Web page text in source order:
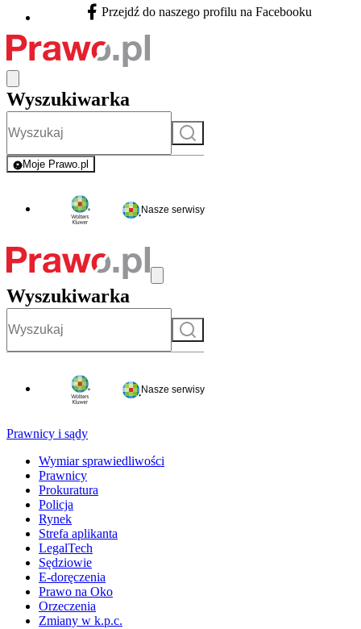
Facebook - otwiera się w nowej karcie
Przejdź do naszego profilu na Facebooku
Wyszukiwarka
Szukaj
Moje Prawo.pl
- rejestracja i logowanie do serwisu
Nasze serwisy
Wyszukiwarka
Szukaj
Nasze serwisy
Prawnicy i sądy
Wymiar sprawiedliwości
Prawnicy
Prokuratura
Policja
Rynek
Strefa aplikanta
LegalTech
Sędziowie
E-doręczenia
Prawo na Oko
Orzeczenia
Zmiany w k.p.c.